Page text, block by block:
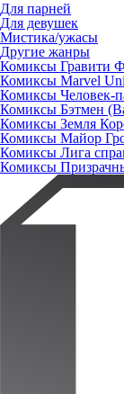
Для парней
Для девушек
Мистика/ужасы
Другие жанры
Комиксы Гравити
Комиксы Marvel
Комиксы Человек-
Комиксы Бэтмен
Комиксы Земля
Комиксы Майор
Комиксы Лига
Комиксы